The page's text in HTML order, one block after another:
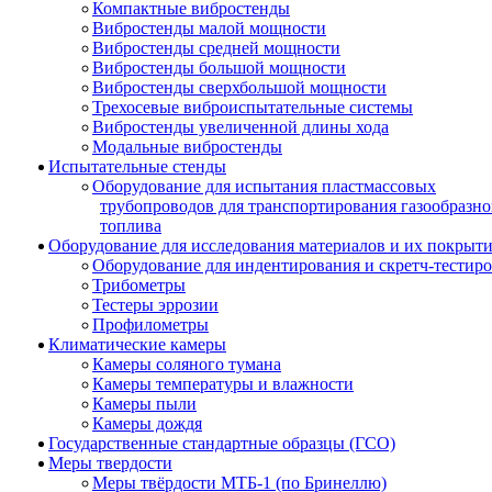
Компактные вибростенды
Вибростенды малой мощности
Вибростенды средней мощности
Вибростенды большой мощности
Вибростенды сверхбольшой мощности
Трехосевые виброиспытательные системы
Вибростенды увеличенной длины хода
Модальные вибростенды
Испытательные стенды
Оборудование для испытания пластмассовых
трубопроводов для транспортирования
топлива
Оборудование для исследования материалов и их
Оборудование для индентирования и скретч-
Трибометры
Тестеры эррозии
Профилометры
Климатические камеры
Камеры соляного тумана
Камеры температуры и влажности
Камеры пыли
Камеры дождя
Государственные стандартные образцы (ГСО)
Меры твердости
Меры твёрдости МТБ-1 (по Бринеллю)